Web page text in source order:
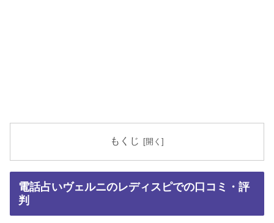
もくじ
電話占いヴェルニのレディスピでの口コミ・評
判